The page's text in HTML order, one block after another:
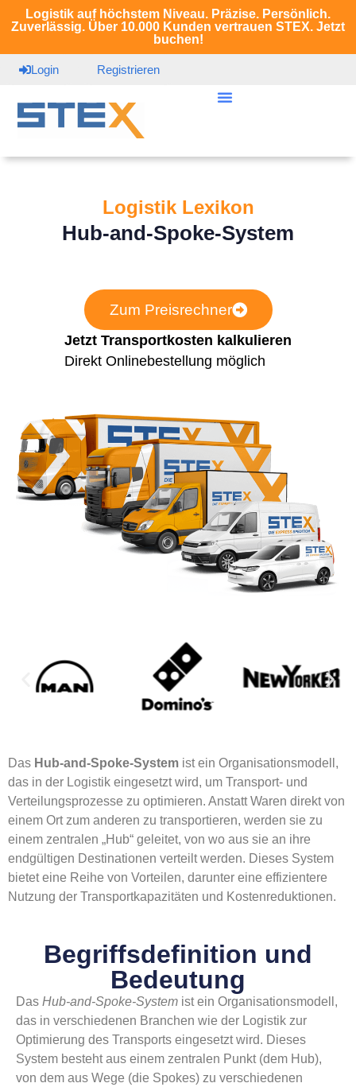
Logistik auf höchstem Niveau. Präzise. Persönlich.
Zuverlässig. Über 10.000 Kunden vertrauen STEX. Jetzt
buchen!
Login Registrieren
Logistik Lexikon
Hub-and-Spoke-System
Zum Preisrechner
Jetzt Transportkosten kalkulieren
Direkt Onlinebestellung möglich
Das Hub-and-Spoke-System ist ein Organisationsmodell,
das in der Logistik eingesetzt wird, um Transport- und
Verteilungsprozesse zu optimieren. Anstatt Waren direkt von
einem Ort zum anderen zu transportieren, werden sie zu
einem zentralen „Hub“ geleitet, von wo aus sie an ihre
endgültigen Destinationen verteilt werden. Dieses System
bietet eine Reihe von Vorteilen, darunter eine effizientere
Nutzung der Transportkapazitäten und Kostenreduktionen.
Begriffsdefinition und
Bedeutung
Das Hub-and-Spoke-System ist ein Organisationsmodell,
das in verschiedenen Branchen wie der Logistik zur
Optimierung des Transports eingesetzt wird. Dieses
System besteht aus einem zentralen Punkt (dem Hub),
von dem aus Wege (die Spokes) zu verschiedenen